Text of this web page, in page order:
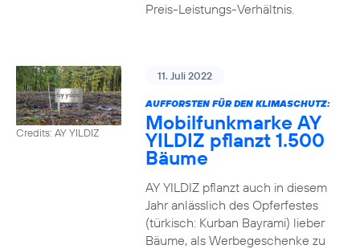
Preis-Leistungs-Verhältnis.
Credits: AY YILDIZ
11. Juli 2022
AUFFORSTEN FÜR DEN KLIMASCHUTZ:
Mobilfunkmarke AY
YILDIZ pflanzt 1.500
Bäume
AY YILDIZ pflanzt auch in diesem
Jahr anlässlich des Opferfestes
(türkisch: Kurban Bayrami) lieber
Bäume, als Werbegeschenke zu